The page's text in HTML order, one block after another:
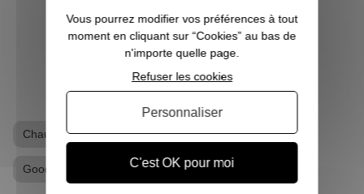
VOIR L'ARTICLE
Chaussons Chaussons Star Wars
Goodies Star Wars
Vous pourrez modifier vos préférences à tout
moment en cliquant sur “Cookies” au bas de
n'importe quelle page.
C'est OK pour moi
Refuser les cookies
Personnaliser